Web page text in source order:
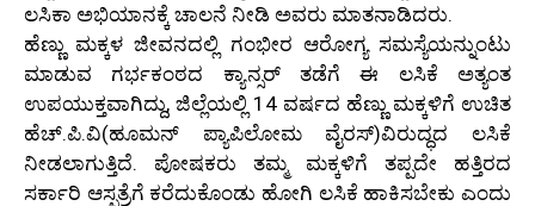
ಲಸಿಕಾ ಅಭಿಯಾನಕ್ಕೆ ಚಾಲನೆ ನೀಡಿ ಅವರು ಮಾತನಾಡಿದರು.
ಹೆಣ್ಣು ಮಕ್ಕಳ ಜೀವನದಲ್ಲಿ ಗಂಭೀರ ಆರೋಗ್ಯ ಸಮಸ್ಯೆಯನ್ನುಂಟು
ಮಾಡುವ ಗರ್ಭಕಂಠದ ಕ್ಯಾನ್ಸರ್ ತಡೆಗೆ ಈ ಲಸಿಕೆ ಅತ್ಯಂತ
ಉಪಯುಕ್ತವಾಗಿದ್ದು, ಜಿಲ್ಲೆಯಲ್ಲಿ 14 ವರ್ಷದ ಹೆಣ್ಣು ಮಕ್ಕಳಿಗೆ ಉಚಿತ
ಹೆಚ್.ಪಿ.ವಿ(ಹೂಮನ್ ಪ್ಯಾಪಿಲೋಮ ವೈರಸ್)ವಿರುದ್ಧದ ಲಸಿಕೆ
ನೀಡಲಾಗುತ್ತಿದೆ. ಪೋಷಕರು ತಮ್ಮ ಮಕ್ಕಳಿಗೆ ತಪ್ಪದೇ ಹತ್ತಿರದ
ಸರ್ಕಾರಿ ಆಸ್ಪತ್ರೆಗೆ ಕರೆದುಕೊಂಡು ಹೋಗಿ ಲಸಿಕೆ ಹಾಕಿಸಬೇಕು ಎಂದು